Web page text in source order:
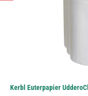
Kerbl Euterpapier